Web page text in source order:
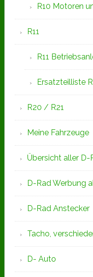
R10 Motoren
R11
R11
Ersatzteilliste
R20 / R21
Meine Fahrzeuge
Übersicht aller D-
D-Rad Werbung
D-Rad Anstecker
Tacho,
D- Auto